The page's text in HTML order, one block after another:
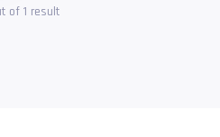
of 1 result